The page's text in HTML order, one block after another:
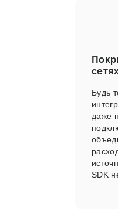
Будь
даже
SDK